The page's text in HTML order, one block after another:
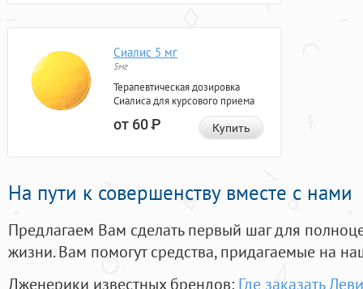
Сиалис 5 мг
5мг
Терапевтическая дозировка
Сиалиса для курсового приема
от 60Р Купить
На пути к совершенству вместе с нами
Предлагаем Вам сделать первый шаг для
жизни. Вам помогут средства, придагаемые на
Дженерики известных брендов: Где заказать